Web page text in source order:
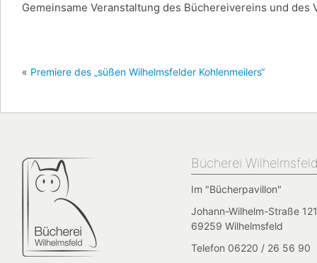
Gemeinsame Veranstaltung des Büchereivereins und des
« Premiere des „süßen Wilhelmsfelder Kohlenmeilers“
Bücherei
Im "Bücherpavillon"
Johann-Wilhelm-Straße
69259 Wilhelmsfeld
Telefon 06220 / 26 56 90